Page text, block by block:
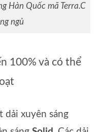
Hàn Quốc mã Terra.C
ngủ
100% và có thể
dải xuyên sáng